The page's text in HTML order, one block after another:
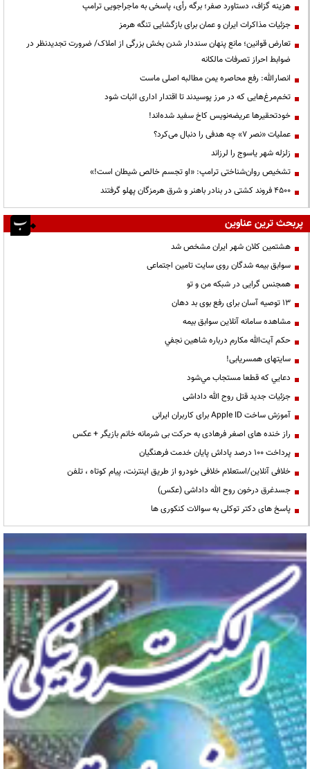
هزینه گزاف، دستاورد صفر؛ برگه رأی، پاسخی به ماجراجویی ترامپ
جزئیات مذاکرات ایران و عمان برای بازگشایی تنگه هرمز
تعارض قوانین؛ مانع پنهان سنددار شدن بخش بزرگی از املاک/ ضرورت تجدیدنظر در
ضوابط احراز تصرفات مالکانه
انصارالله: رفع محاصره یمن مطالبه اصلی ماست
تخم‌مرغ‌هایی که در مرز پوسیدند تا اقتدار اداری اثبات شود
خودتحقیرها عریضه‌نویس کاخ سفید شده‌اند!
عملیات «نصر ۷» چه هدفی را دنبال می‌کرد؟
زلزله شهر یاسوج را لرزاند
تشخیص روان‌شناختی ترامپ: «او تجسم خالص شیطان است!»
۴۵۰۰ فروند کشتی در بنادر باهنر و شرق هرمزگان پهلو گرفتند
پربحث ترین عناوین
هشتمین کلان شهر ایران مشخص شد
سوابق بیمه شدگان روی سایت تامین اجتماعی
همجنس گرایی در شبکه من و تو
13 توصیه آسان برای رفع بوی بد دهان
مشاهده سامانه آنلاين سوابق بیمه
حكم آيت‌الله مكارم درباره شاهين نجفي
سایتهای همسریابی!
دعايي كه قطعا مستجاب مي‌شود
جزئیات جدید قتل روح الله داداشی
آموزش ساخت Apple ID برای کاربران ایرانی
راز خنده های اصغر فرهادی به حرکت بی شرمانه خانم بازیگر + عکس
پرداخت ۱۰۰ درصد پاداش پایان خدمت فرهنگیان
خلافی آنلاین/استعلام خلافی خودرو از طریق اینترنت، پیام کوتاه ، تلفن
جسدغرق درخون روح الله داداشی (عکس)
پاسخ های دکتر توکلی به سوالات کنکوری ها